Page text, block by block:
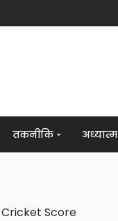
तकनीकि अध्यात्म
Cricket Score